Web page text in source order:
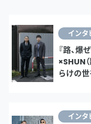
インタ
『路、
×SHUN
らけの世
インタ